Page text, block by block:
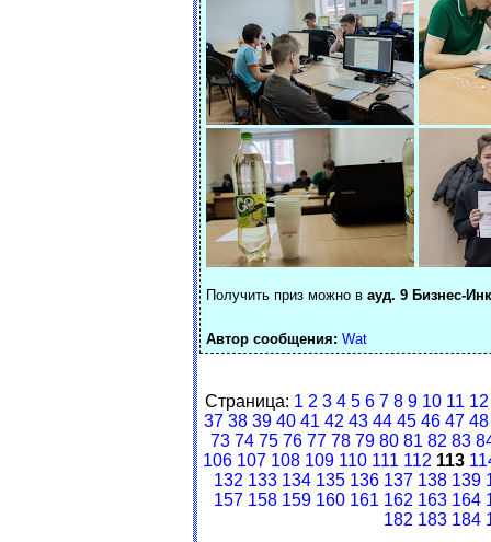
Получить приз можно в ауд. 9 Бизнес-
Автор сообщения: Wat
Страница: 1 2 3 4 5 6 7 8 9 10 11 12
37 38 39 40 41 42 43 44 45 46 47 48
73 74 75 76 77 78 79 80 81 82 83
106 107 108 109 110 111 112 113
132 133 134 135 136 137 138 139
157 158 159 160 161 162 163 164
182 183 184